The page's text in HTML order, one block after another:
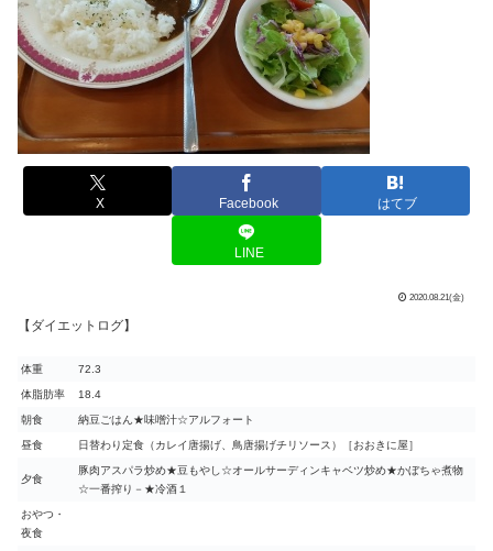
X Facebook はてブ
LINE
2020.08.21(金)
【ダイエットログ】
体重 72.3
体脂肪率 18.4
朝食 納豆ごはん★味噌汁☆アルフォート
昼食 日替わり定食（カレイ唐揚げ、鳥唐揚げチリソース）［おおきに屋］
夕食
豚肉アスパラ炒め★豆もやし☆オールサーディンキャベツ炒め★かぼちゃ煮物
☆一番搾り－★冷酒１
おやつ・
夜食